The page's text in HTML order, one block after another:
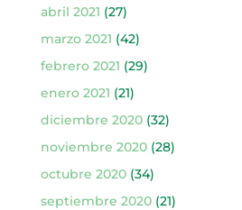
abril 2021 (27)
marzo 2021 (42)
febrero 2021 (29)
enero 2021 (21)
diciembre 2020(32)
noviembre 2020(28)
octubre 2020(34)
septiembre 2020(21)